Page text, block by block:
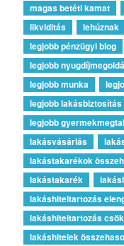
magas betéti kamat
likviditás
lehúznak
legjobb pénzügyi blog
legjobb
legjobb munka
legjobb lakásbiztosítás
legjobb
lakásvásárlás
lakástakarékok
lakástakarék
lakáshiteltartozás
lakáshiteltartozás
lakáshitelek